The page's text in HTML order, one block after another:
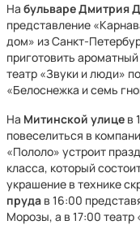
На бульваре Дмитрия
представление
дом» из Санкт-
приготовить
театр «Звуки и люди»
«Белоснежка и семь
На Митинской улице в
повеселиться в
«Пололо» устроит
класса, который
украшение в технике
пруда в 16:00
Морозы, а в 17:00 театр